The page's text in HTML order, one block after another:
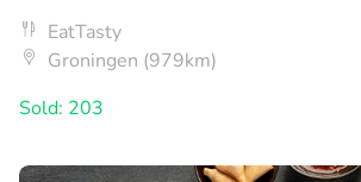
EatTasty
Groningen (979km)
Sold: 203